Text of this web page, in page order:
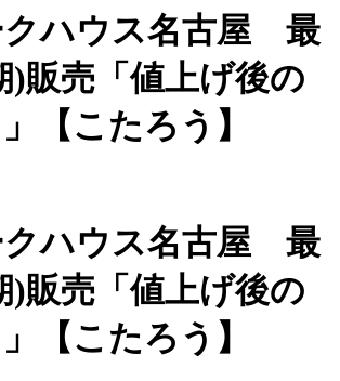
クハウス名古屋 最
)販売「値上げ後の
【こたろう】
クハウス名古屋 最
)販売「値上げ後の
【こたろう】